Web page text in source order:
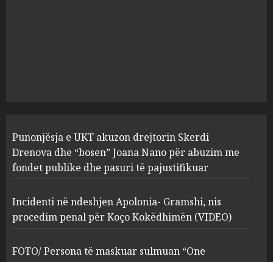
3
sulmuan “One Albania”,
ngjarja u fsheh. A u vodhën
serverat?
MARCH 25, 2025
Prokuroria jep pretencën, ja
çfarë dënimi kërkon për
Mariela dhe Antonela
Berishën
Punonjësja e UKT akuzon drejtorin Skerdi
Drenova dhe “bosen” Joana Nano për abuzim me
fondet publike dhe pasuri të pajustifikuar
Incidenti në ndeshjen Apolonia- Gramshi, nis
procedim penal për Koço Kokëdhimën (VIDEO)
FOTO/ Persona të maskuar sulmuan “One